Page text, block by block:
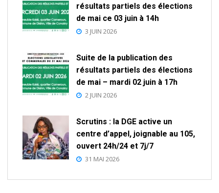
résultats partiels des élections
de mai ce 03 juin à 14h
3 JUIN 2026
Suite de la publication des
résultats partiels des élections
de mai – mardi 02 juin à 17h
2 JUIN 2026
Scrutins : la DGE active un
centre d’appel, joignable au 105,
ouvert 24h/24 et 7j/7
31 MAI 2026